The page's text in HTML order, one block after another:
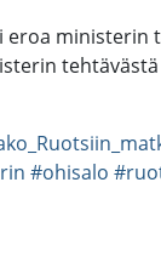
ministerin
#ohisalo